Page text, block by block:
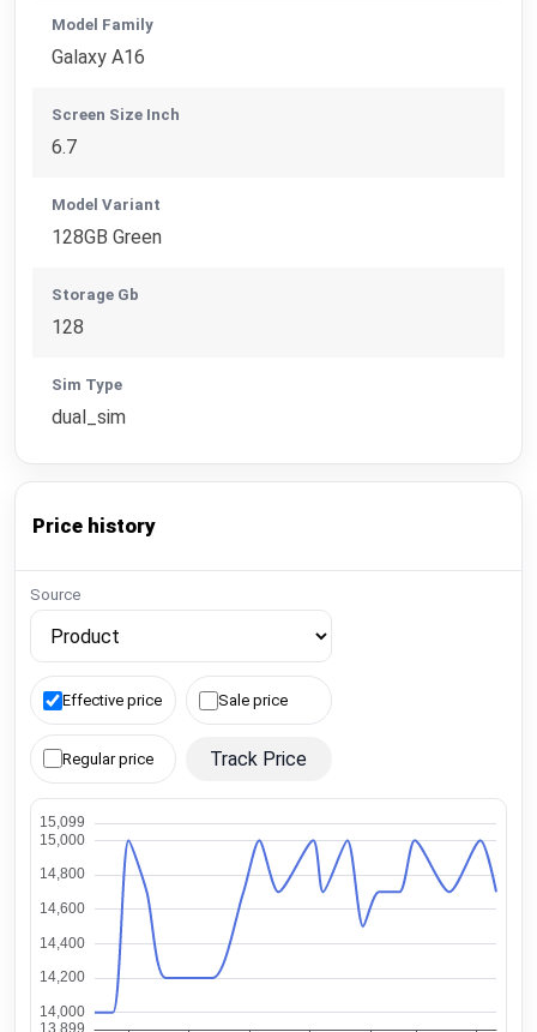
Model Family
Galaxy A16
Screen Size Inch
6.7
Model Variant
128GB Green
Storage Gb
128
Sim Type
dual_sim
Price history
Source
Effective price Sale price
Regular price Track Price